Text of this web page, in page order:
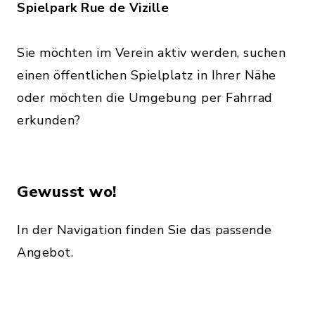
Spielpark Rue de Vizille
Sie möchten im Verein aktiv werden, suchen
einen öffentlichen Spielplatz in Ihrer Nähe
oder möchten die Umgebung per Fahrrad
erkunden?
Gewusst wo!
In der Navigation finden Sie das passende
Angebot.